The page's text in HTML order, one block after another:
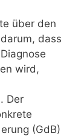
über den
dass
wird,
Der
(GdB)